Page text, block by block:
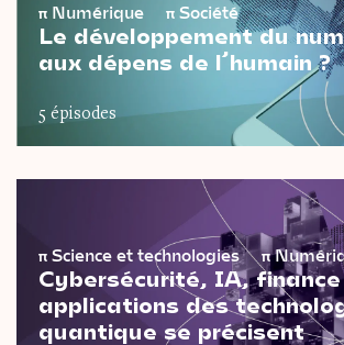
π Numérique π Société
Le développement du
aux dépens de l’humain ?
5 épisodes
π Science et technologies π
Cybersécurité, IA,
applications des
quantique se précisent